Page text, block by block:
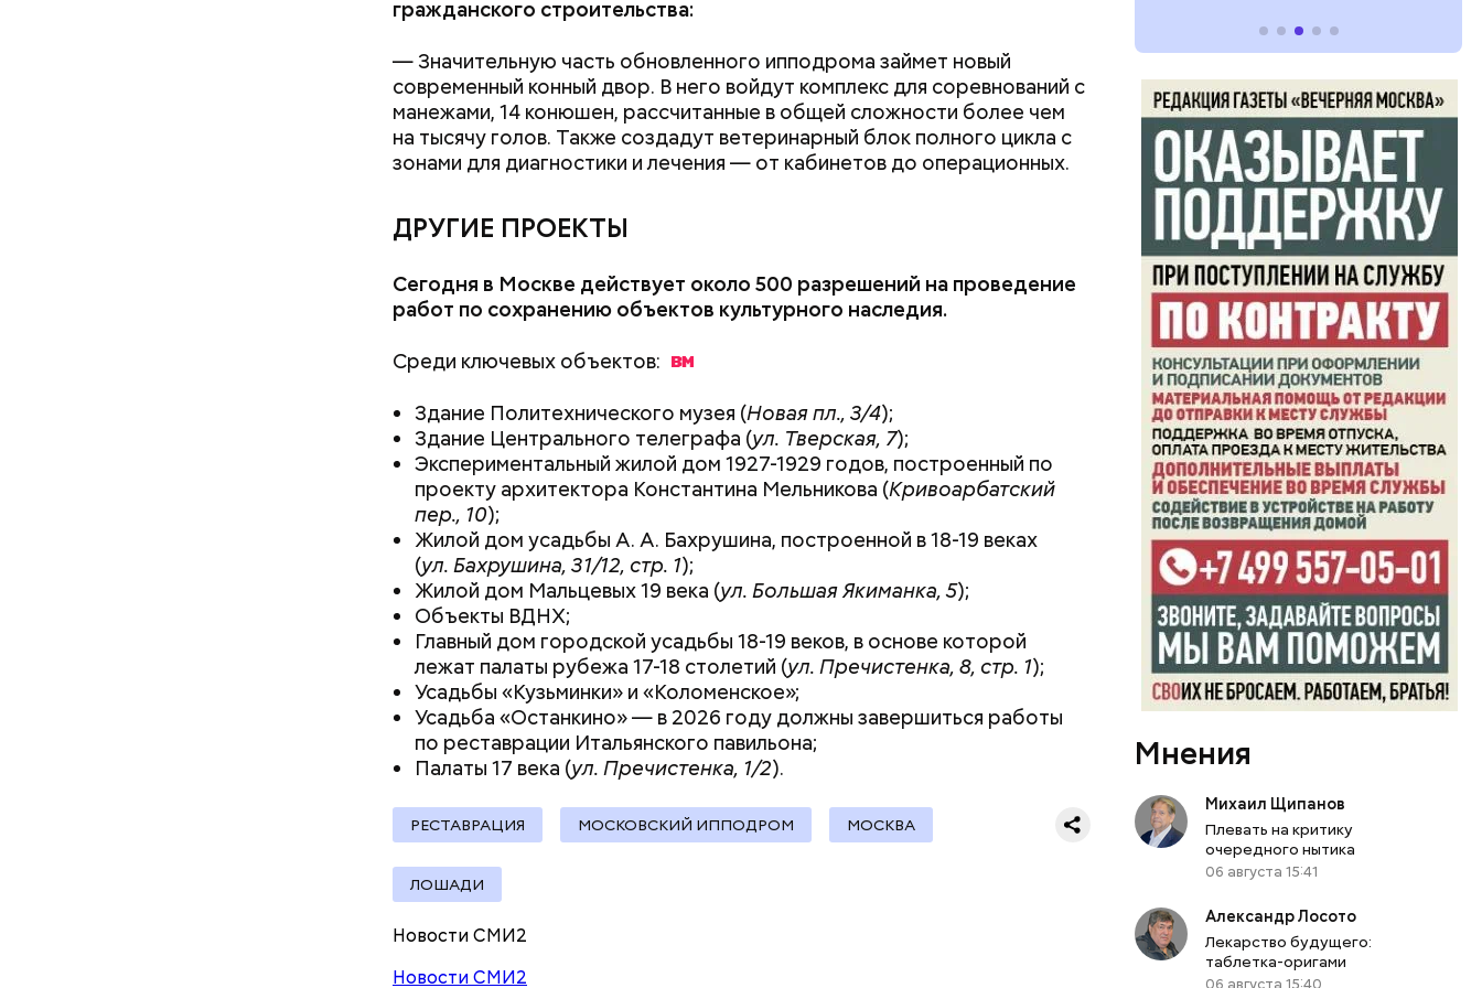
гражданского строительства:
— Значительную часть обновленного ипподрома займет новый
современный конный двор. В него войдут комплекс для соревнований с
манежами, 14 конюшен, рассчитанные в общей сложности более чем
на тысячу голов. Также создадут ветеринарный блок полного цикла с
зонами для диагностики и лечения — от кабинетов до операционных.
ДРУГИЕ ПРОЕКТЫ
Сегодня в Москве действует около 500 разрешений на проведение
работ по сохранению объектов культурного наследия.
Среди ключевых объектов:
Здание Политехнического музея (Новая пл., 3/4);
Здание Центрального телеграфа (ул. Тверская, 7);
Экспериментальный жилой дом 1927-1929 годов, построенный по
проекту архитектора Константина Мельникова (Кривоарбатский
пер., 10);
Жилой дом усадьбы А. А. Бахрушина, построенной в 18-19 веках
(ул. Бахрушина, 31/12, стр. 1);
Жилой дом Мальцевых 19 века (ул. Большая Якиманка, 5);
Объекты ВДНХ;
Главный дом городской усадьбы 18-19 веков, в основе которой
лежат палаты рубежа 17-18 столетий (ул. Пречистенка, 8, стр. 1);
Усадьбы «Кузьминки» и «Коломенское»;
Усадьба «Останкино» — в 2026 году должны завершиться работы
по реставрации Итальянского павильона;
Палаты 17 века (ул. Пречистенка, 1/2).
РЕСТАВРАЦИЯ МОСКОВСКИЙ ИППОДРОМ МОСКВА
ЛОШАДИ
Новости СМИ2
Новости СМИ2
Какие здания включают в программу реновации
В программу реновации могут попасть:
Для отделки фасада и цоколя специалисты используют стеклянные и
металлические панели в сочетании с решетками в технических зонах.
Для остекления предусмотрены энергосберегающие двухкамерные
стеклопакеты.
Бизнес-центр будет иметь хорошую транспортную доступность,
Московского центрального диаметра и Люблинско-Дмитровской
Мнения
Михаил Щипанов
Плевать на критику
очередного нытика
06 августа 15:41
Александр Лосото
Лекарство будущего:
таблетка-оригами
06 августа 15:40